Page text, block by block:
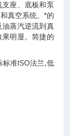
座、底板和泵
真空系统。*的
蒸汽逆流到真
明显。简捷的
标准ISO法兰,低